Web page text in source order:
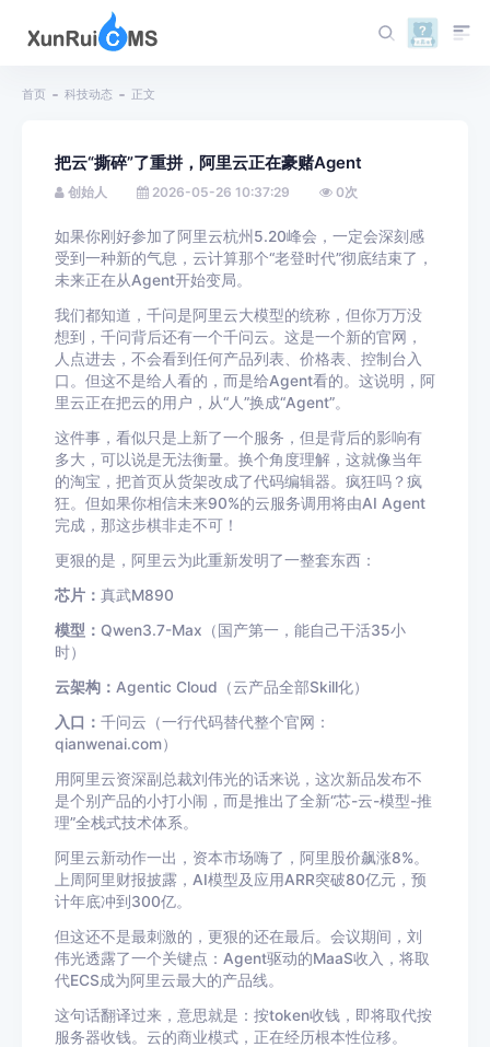
首页 科技动态 正文
把云“撕碎”了重拼，阿里云正在豪赌Agent
创始人 2026-05-26 10:37:29 0次
如果你刚好参加了阿里云杭州5.20峰会，一定会深刻感
受到一种新的气息，云计算那个“老登时代”彻底结束了，
未来正在从Agent开始变局。
我们都知道，千问是阿里云大模型的统称，但你万万没
想到，千问背后还有一个千问云。这是一个新的官网，
人点进去，不会看到任何产品列表、价格表、控制台入
口。但这不是给人看的，而是给Agent看的。这说明，阿
里云正在把云的用户，从“人”换成“Agent”。
这件事，看似只是上新了一个服务，但是背后的影响有
多大，可以说是无法衡量。换个角度理解，这就像当年
的淘宝，把首页从货架改成了代码编辑器。疯狂吗？疯
狂。但如果你相信未来90%的云服务调用将由AI Agent
完成，那这步棋非走不可！
更狠的是，阿里云为此重新发明了一整套东西：
芯片： 真武M890
模型： Qwen3.7-Max（国产第一，能自己干活35小
时）
云架构： Agentic Cloud（云产品全部Skill化）
入口： 千问云（一行代码替代整个官网：
qianwenai.com）
用阿里云资深副总裁刘伟光的话来说，这次新品发布不
是个别产品的小打小闹，而是推出了全新“芯-云-模型-推
理”全栈式技术体系。
阿里云新动作一出，资本市场嗨了，阿里股价飙涨8%。
上周阿里财报披露，AI模型及应用ARR突破80亿元，预
计年底冲到300亿。
但这还不是最刺激的，更狠的还在最后。会议期间，刘
伟光透露了一个关键点：Agent驱动的MaaS收入，将取
代ECS成为阿里云最大的产品线。
这句话翻译过来，意思就是：按token收钱，即将取代按
服务器收钱。云的商业模式，正在经历根本性位移。